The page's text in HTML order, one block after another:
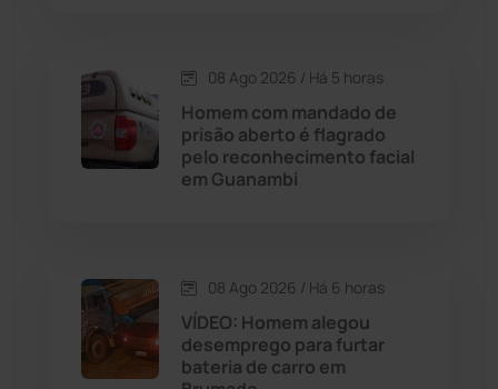
Economia
Educação
Érico Cardoso
Eventos
Feira da Mata
08 Ago 2026 / Há 5 horas
Homem com mandado de
prisão aberto é flagrado
pelo reconhecimento facial
em Guanambi
08 Ago 2026 / Há 6 horas
VÍDEO: Homem alegou
desemprego para furtar
bateria de carro em